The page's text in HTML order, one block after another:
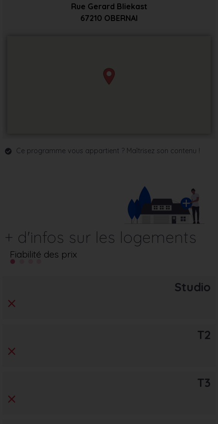
Rue Gerard Bliekast
67210 OBERNAI
Ce programme vous appartient ? Maîtrisez son contenu !
+ d'infos sur les logements
Fiabilité des prix
Studio
T2
T3